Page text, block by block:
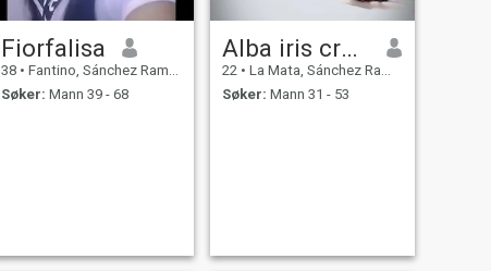
Fiorfalisa
38 • Fantino, Sánchez Ramírez, Den Dominikanske Rep.
Søker: Mann 39 - 68
Alba iris cruceta
22 • La Mata, Sánchez Ramírez, Den Dominikanske Rep.
Søker: Mann 31 - 53